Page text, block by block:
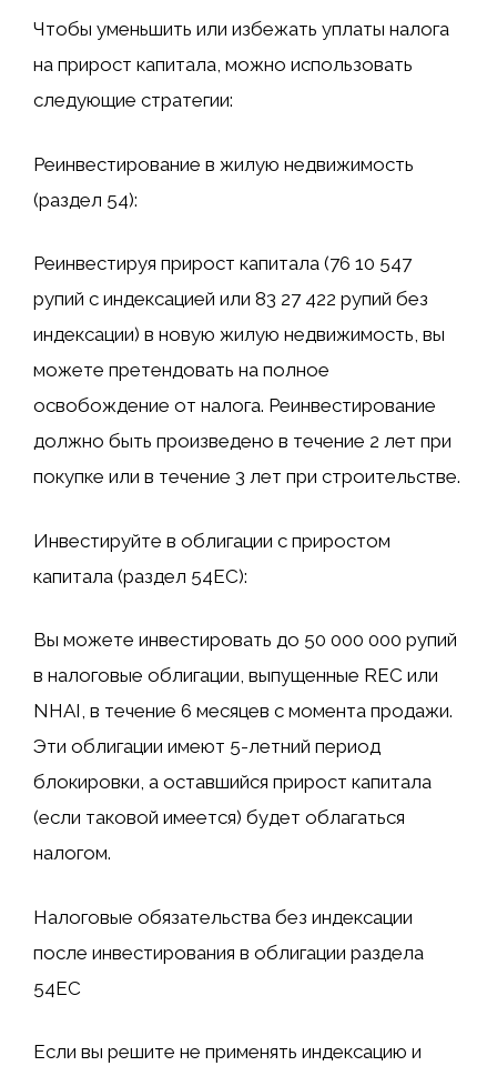
Чтобы уменьшить или избежать уплаты налога
на прирост капитала, можно использовать
следующие стратегии:
Реинвестирование в жилую недвижимость
(раздел 54):
Реинвестируя прирост капитала (76 10 547
рупий с индексацией или 83 27 422 рупий без
индексации) в новую жилую недвижимость, вы
можете претендовать на полное
освобождение от налога. Реинвестирование
должно быть произведено в течение 2 лет при
покупке или в течение 3 лет при строительстве.
Инвестируйте в облигации с приростом
капитала (раздел 54EC):
Вы можете инвестировать до 50 000 000 рупий
в налоговые облигации, выпущенные REC или
NHAI, в течение 6 месяцев с момента продажи.
Эти облигации имеют 5-летний период
блокировки, а оставшийся прирост капитала
(если таковой имеется) будет облагаться
налогом.
Налоговые обязательства без индексации
после инвестирования в облигации раздела
54EC
Если вы решите не применять индексацию и